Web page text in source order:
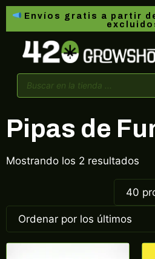
Envíos gratis a partir
Pipas de
Mostrando los 2 resultados